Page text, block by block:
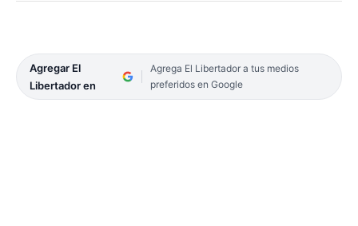
Agregar El
Libertador en
Agrega El Libertador a tus medios
preferidos en Google